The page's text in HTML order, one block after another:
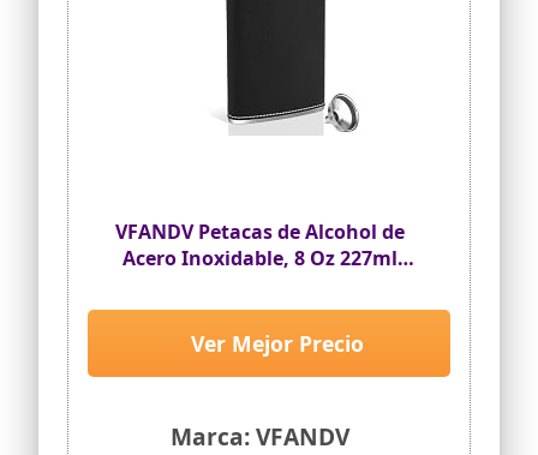
posible para resolver su problema.
VFANDV Petacas de Alcohol de
Acero Inoxidable, 8 Oz 227ml
Negro Frasco de Alcohol Whisky
para Escalada, Camping,
Barbacoa, Senderismo
Marca: VFANDV
Ver Mejor Precio